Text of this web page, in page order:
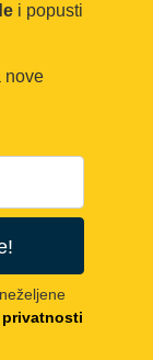
i popusti
nove
privatnosti